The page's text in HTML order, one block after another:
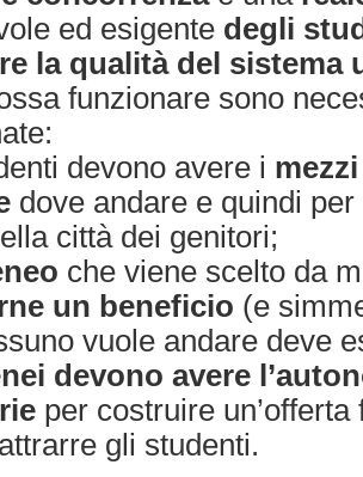
ed esigente degli
la qualità del sistema
funzionare sono
devono avere i
dove andare e quindi
città dei genitori;
che viene scelto da
un beneficio (e
vuole andare deve
devono avere
per costruire
gli studenti.